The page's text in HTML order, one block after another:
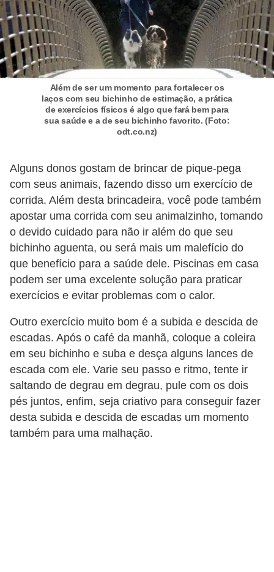
Além de ser um momento para fortalecer os
laços com seu bichinho de estimação, a prática
de exercícios físicos é algo que fará bem para
sua saúde e a de seu bichinho favorito. (Foto:
odt.co.nz)
Alguns donos gostam de brincar de pique-pega
com seus animais, fazendo disso um exercício de
corrida. Além desta brincadeira, você pode também
apostar uma corrida com seu animalzinho, tomando
o devido cuidado para não ir além do que seu
bichinho aguenta, ou será mais um malefício do
que benefício para a saúde dele. Piscinas em casa
podem ser uma excelente solução para praticar
exercícios e evitar problemas com o calor.
Outro exercício muito bom é a subida e descida de
escadas. Após o café da manhã, coloque a coleira
em seu bichinho e suba e desça alguns lances de
escada com ele. Varie seu passo e ritmo, tente ir
saltando de degrau em degrau, pule com os dois
pés juntos, enfim, seja criativo para conseguir fazer
desta subida e descida de escadas um momento
também para uma malhação.
ç
ã
o
A
n
i
m
s
e
x
ó
t
i
c
o
s
A
v
e
s
o